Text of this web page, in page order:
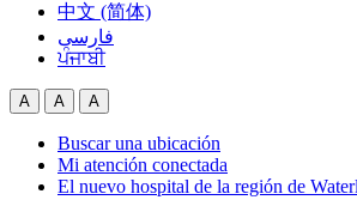
中文 (简体)
فارسی
ਪੰਜਾਬੀ
A A A
Buscar una ubicación
Mi atención conectada
El nuevo hospital de la región de